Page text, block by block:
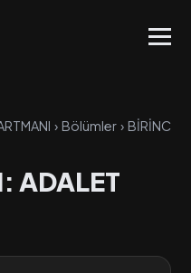
› Bölümler › BİRİNCİ
ADALET